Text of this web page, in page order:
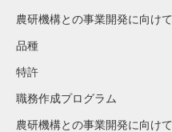
農研機構との事業開発に向けて
品種
特許
職務作成プログラム
農研機構との事業開発に向けて